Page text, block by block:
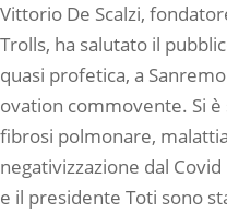
Vittorio De Scalzi,
Trolls, ha salutato il
quasi profetica, a
ovation commovente. Si
fibrosi polmonare,
negativizzazione dal
e il presidente Toti sono